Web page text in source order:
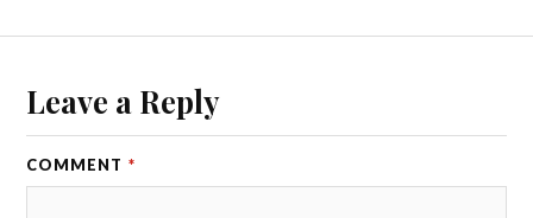
Leave a Reply
COMMENT *